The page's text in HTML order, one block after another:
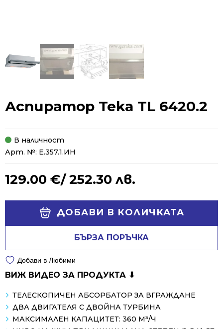
Аспиратор Teka TL 6420.2
В наличност
Арт. №: Е.357.1.ИН
129.00 €/ 252.30 лв.
ДОБАВИ В КОЛИЧКАТА
БЪРЗА ПОРЪЧКА
Добави в Любими
ВИЖ ВИДЕО ЗА ПРОДУКТА ⬇
ТЕЛЕСКОПИЧЕН АБСОРБАТОР ЗА ВГРАЖДАНЕ
ДВА ДВИГАТЕЛЯ С ДВОЙНА ТУРБИНА
МАКСИМАЛЕН КАПАЦИТЕТ: 360 М³/Ч